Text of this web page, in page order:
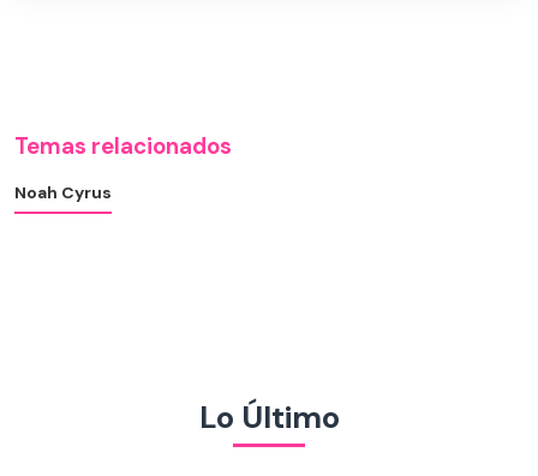
Temas relacionados
Noah Cyrus
Lo Último